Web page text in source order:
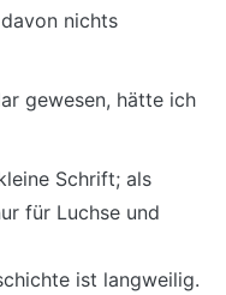
nichts
gewesen, hätte ich
Schrift; als
für Luchse und
ist langweilig.